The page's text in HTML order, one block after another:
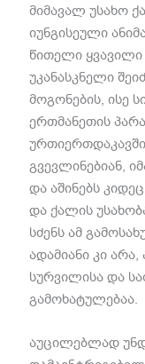
მიმავალ უსახო
იუნგისეული
წითელი
უკანასკნელი
მოგონების,ისე
ერთმანეთის
გვევლინებიან,
და აშინებს
და ქალის
სძენს ამ
ადამიანი კი არა,
სურვილისა და
გამოხატულებაა.
აუცილებლად